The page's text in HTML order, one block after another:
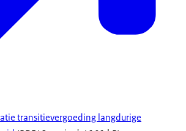
transitievergoeding langdurige